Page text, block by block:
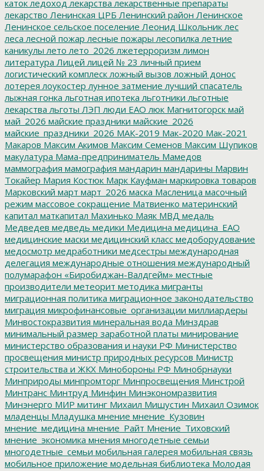
каток ледоход лекарства лекарственные препараты
лекарство Ленинская ЦРБ Ленинский район Ленинское
Ленинское сельское поселение Леонид Школьник лес
леса лесной пожар лесные пожары лесопилка летние
каникулы лето лето_2026 лжетерроризм лимон
литература Лицей лицей № 23 личный прием
логистический комплеск ложный вызов ложный донос
лотерея лоукостер лунное затмение лучший спасатель
лыжная гонка льготная ипотека льготники льготные
лекарства льготы ЛЭП люди ЕАО люк Магнитогорск май
май_2026 майские праздники майские_2026
майские_праздники_2026 МАК-2019 Мак-2020 Мак-2021
Макаров Максим Акимов Максим Семенов Максим Шупиков
макулатура Мама-предприниматель Мамедов
маммография мамография мандарин мандарины Марвин
Токайер Мария Костюк Марк Кауфман маркировка товаров
Марковский март март_2026 маска Масленица масочный
режим массовое сокращение Матвиенко материнский
капитал маткапитал Махинько Маяк МВД медаль
Медведев медведь медики Медицина медицина_ЕАО
медицинские маски медицинский класс медоборудование
медосмотр медработники медсестры международная
делегация международные отношения международный
полумарафон «Биробиджан-Валдгейм» местные
производители метеорит методика мигранты
миграционная политика миграционное законодательство
миграция микрофинансовые_организации миллиардеры
Минвостокразвития минеральная вода Минздрав
минимальный размер заработной платы минирование
министерство образования и науки РФ Министерство
просвещения министр природных ресурсов Министр
строительства и ЖКХ Минобороны РФ Минобрнауки
Минприроды минпромторг Минпросвещения Минстрой
Минтранс Минтруд Минфин Минэкономразвития
Минэнерго МИР митинг Михаил Мишустин Михаил Озимок
младенцы Младушка мнение мнение_Кузовин
мнение_медицина мнение_Райт Мнение_Тиховский
мнение_экономика мнения многодетные семьи
многодетные_семьи мобильная галерея мобильная связь
мобильное приложение модельная библиотека Молодая